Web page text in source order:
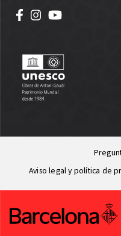
Aviso legal y política de